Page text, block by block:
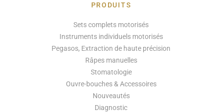
PRODUITS
Sets complets motorisés
Instruments individuels motorisés
Pegasos, Extraction de haute précision
Râpes manuelles
Stomatologie
Ouvre-bouches & Accessoires
Nouveautés
Diagnostic